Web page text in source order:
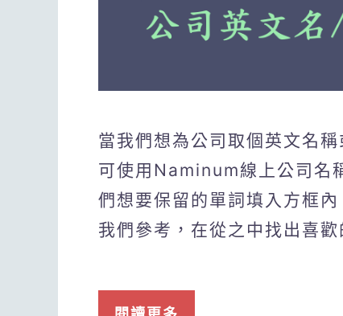
當我們想為公司取個英文名
可使用Naminum線上公司名
們想要保留的單詞填入方框
我們參考，在從之中找出喜